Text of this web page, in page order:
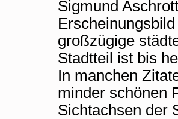
Sigmund
großzügige
Stadtteil ist bis
In manchen
minder schönen
Sichtachsen der